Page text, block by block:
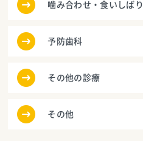
噛み合わせ・食いしばり
予防歯科
その他の診療
その他